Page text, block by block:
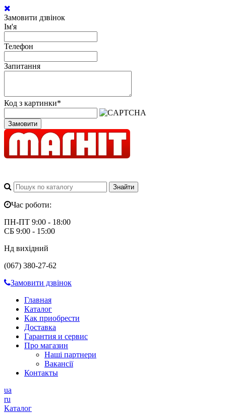
Замовити дзвінок
Ім'я
Телефон
Запитання
Код з картинки*
Замовити
Час роботи:
ПН-ПТ 9:00 - 18:00
СБ 9:00 - 15:00
Нд вихідний
(067) 380-27-62
Замовити дзвінок
Главная
Каталог
Как приобрести
Доставка
Гарантия и сервис
Про магазин
Наші партнери
Вакансії
Контакты
ua
ru
Каталог